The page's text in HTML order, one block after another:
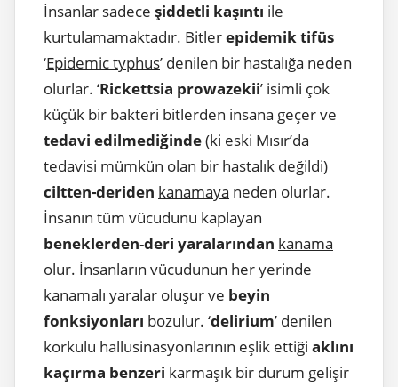
İnsanlar sadece şiddetli kaşıntı ile
kurtulamamaktadır. Bitlerepidemik tifüs
‘Epidemic typhus’ denilen bir hastalığa neden
olurlar. ‘Rickettsia prowazekii’ isimli çok
küçük bir bakteri bitlerden insana geçer ve
tedavi edilmediğinde(ki eski Mısır’da
tedavisi mümkün olan bir hastalık değildi)
ciltten-deriden kanamaya neden olurlar.
İnsanın tüm vücudunu kaplayan
beneklerden-deri yaralarından kanama
olur. İnsanların vücudunun her yerinde
kanamalı yaralar oluşur ve beyin
fonksiyonları bozulur. ‘delirium’ denilen
korkulu hallusinasyonlarının eşlik ettiği aklını
kaçırma benzeri karmaşık bir durum gelişir